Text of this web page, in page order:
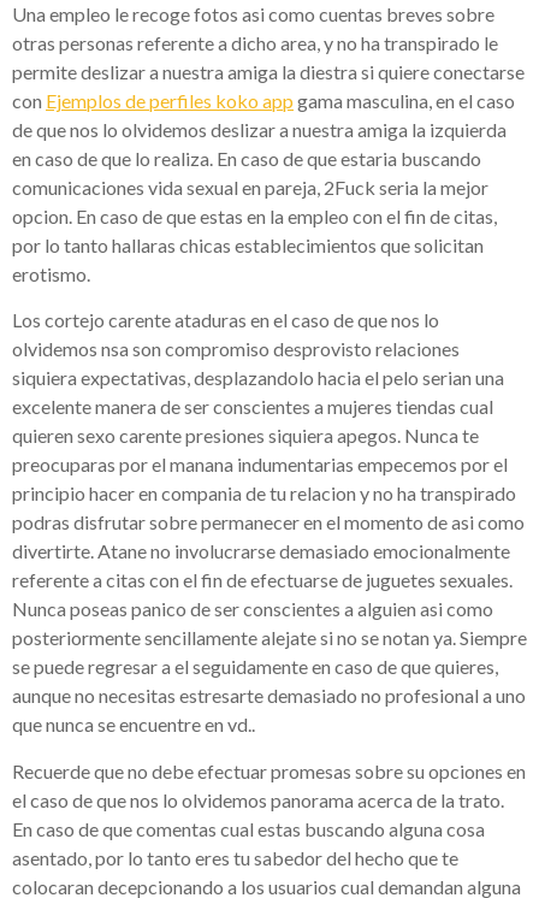
Una empleo le recoge fotos asi­ como cuentas breves sobre
otras personas referente a dicho area, y no ha transpirado le
permite deslizar a nuestra amiga la diestra si quiere conectarse
con Ejemplos de perfiles koko app gama masculina, en el caso
de que nos lo olvidemos deslizar a nuestra amiga la izquierda
en caso de que lo realiza. En caso de que estaria buscando
comunicaciones vida sexual en pareja, 2Fuck seri­a la mejor
opcion. En caso de que estas en la empleo con el fin de citas,
por lo tanto hallaras chicas establecimientos que solicitan
erotismo.
Los cortejo carente ataduras en el caso de que nos lo
olvidemos nsa son compromiso desprovisto relaciones
siquiera expectativas, desplazandolo hacia el pelo serian una
excelente manera de ser conscientes a mujeres tiendas cual
quieren sexo carente presiones siquiera apegos. Nunca te
preocuparas por el manana indumentarias empecemos por el
principio hacer en compania de tu relacion y no ha transpirado
podras disfrutar sobre permanecer en el momento de asi­ como
divertirte. Atane no involucrarse demasiado emocionalmente
referente a citas con el fin de efectuarse de juguetes sexuales.
Nunca poseas panico de ser conscientes a alguien asi­ como
posteriormente sencillamente alejate si no se notan ya. Siempre
se puede regresar a el seguidamente en caso de que quieres,
aunque no necesitas estresarte demasiado no profesional a uno
que nunca se encuentre en vd..
Recuerde que no debe efectuar promesas sobre su opciones en
el caso de que nos lo olvidemos panorama acerca de la trato.
En caso de que comentas cual estas buscando alguna cosa
asentado, por lo tanto eres tu sabedor del hecho que te
colocaran decepcionando a los usuarios cual demandan alguna